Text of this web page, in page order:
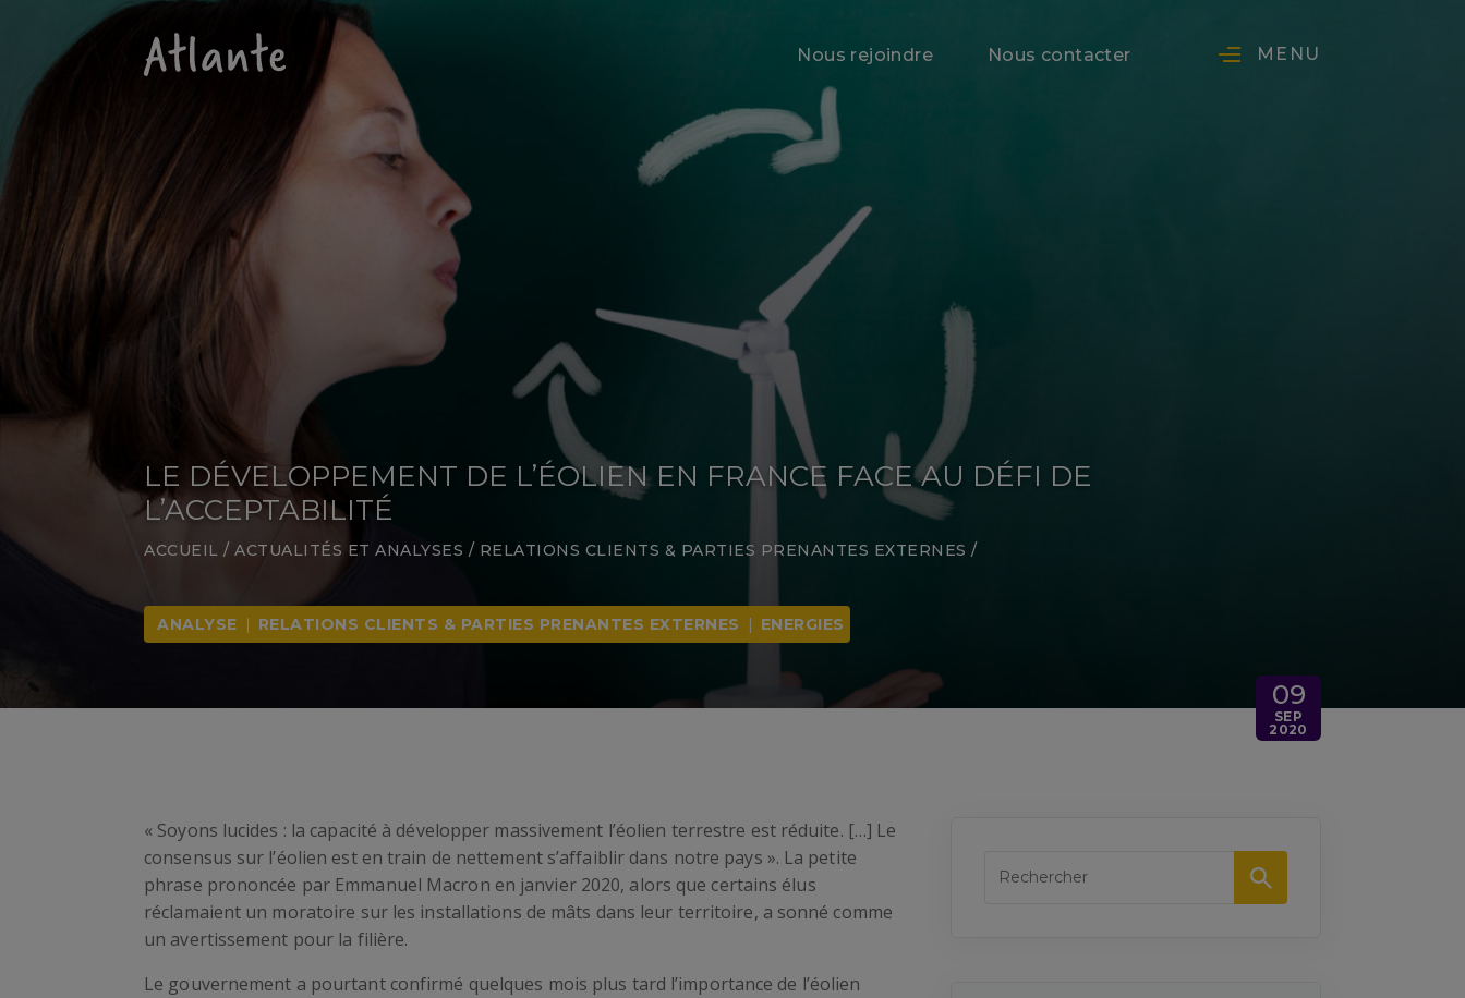
Nous rejoindre Nous contacter MENU
LE DÉVELOPPEMENT DE L’ÉOLIEN EN FRANCE FACE AU DÉFI DE
L’ACCEPTABILITÉ
ACCUEIL / ACTUALITÉS ET ANALYSES / RELATIONS CLIENTS & PARTIES PRENANTES EXTERNES /
ANALYSE | RELATIONS CLIENTS & PARTIES PRENANTES EXTERNES | ENERGIES
09
SEP
2020
« Soyons lucides : la capacité à développer massivement l’éolien terrestre est réduite. […] Le
consensus sur l’éolien est en train de nettement s’affaiblir dans notre pays ». La petite
phrase prononcée par Emmanuel Macron en janvier 2020, alors que certains élus
réclamaient un moratoire sur les installations de mâts dans leur territoire, a sonné comme
un avertissement pour la filière.
Le gouvernement a pourtant confirmé quelques mois plus tard l’importance de l’éolien